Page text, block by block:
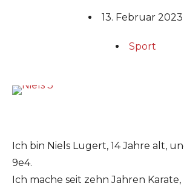
13. Februar 2023
Sport
Ich bin Niels Lugert, 14 Jahre alt,
9e4.
Ich mache seit zehn Jahren